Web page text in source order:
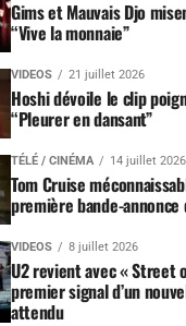
Gims et Mauvais Djo
“Vive la monnaie”
VIDEOS 21 juillet 2026
Hoshi dévoile le clip
“Pleurer en dansant”
TÉLÉ / CINÉMA 14 juillet 2026
Tom Cruise
première bande-annonce
VIDEOS 8 juillet 2026
U2 revient avec « Street
premier signal d’un
attendu